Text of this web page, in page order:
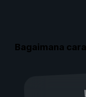
Bagaimana